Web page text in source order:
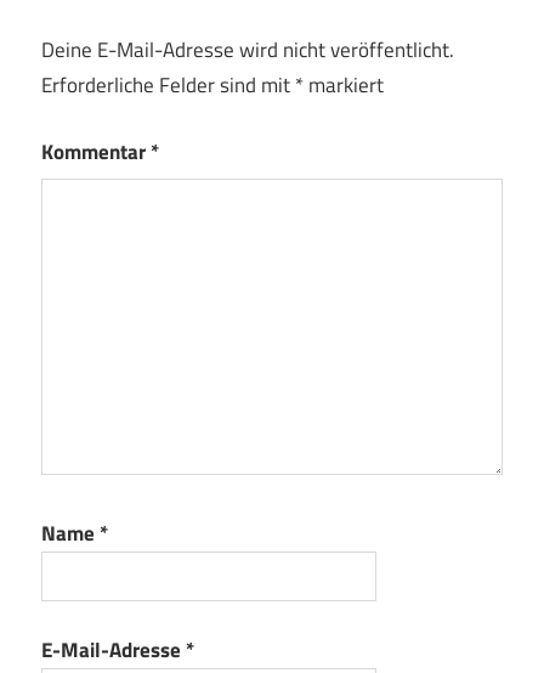
Deine E-Mail-Adresse wird nicht veröffentlicht.
Erforderliche Felder sind mit*markiert
Kommentar*
Name *
E-Mail-Adresse *